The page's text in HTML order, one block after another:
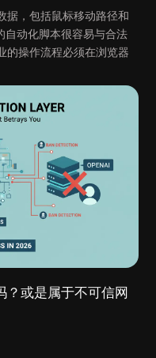
据，包括鼠标移动路径和
自动化脚本很容易与合法
的操作流程必须在浏览器
？或是属于不可信网